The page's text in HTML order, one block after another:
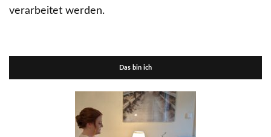
verarbeitet werden.
Das bin ich